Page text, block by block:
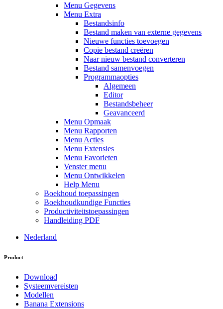
Menu Gegevens
Menu Extra
Bestandsinfo
Bestand maken van externe gegevens
Nieuwe functies toevoegen
Copie bestand creëren
Naar nieuw bestand converteren
Bestand samenvoegen
Programmaopties
Algemeen
Editor
Bestandsbeheer
Geavanceerd
Menu Opmaak
Menu Rapporten
Menu Acties
Menu Extensies
Menu Favorieten
Venster menu
Menu Ontwikkelen
Help Menu
Boekhoud toepassingen
Boekhoudkundige Functies
Productiviteitstoepassingen
Handleiding PDF
Nederland
Product
Download
Systeemvereisten
Modellen
Banana Extensions